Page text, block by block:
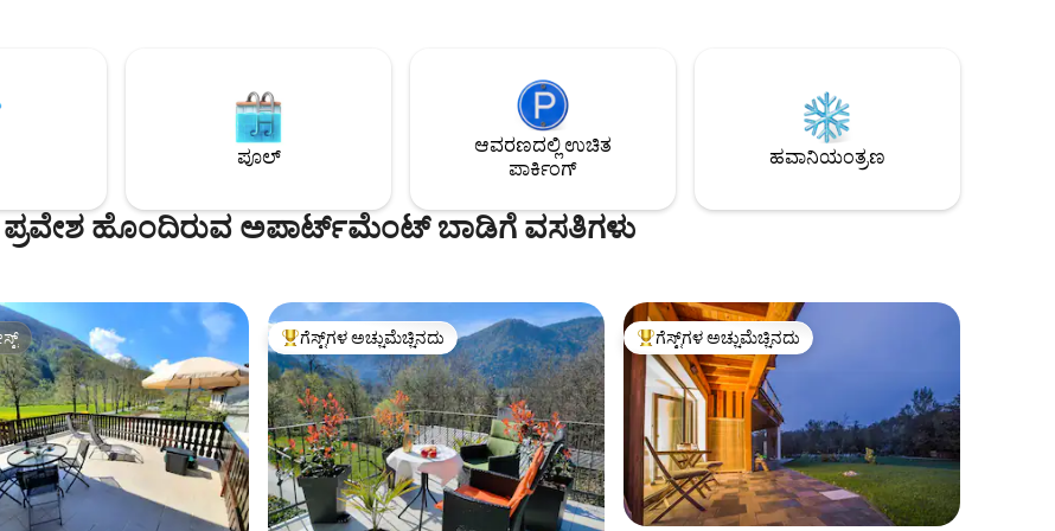
ಬೆಡ್‌ನಲ್ಲಿ ನಿರಾತಂಕವಾಗಿ
ಈ ಶಾಂತಿಯ
ಪಡೆಯಿರಿ ಮತ್ತು ವಿಶ್ರಾಂತಿ
ಬಾರ್ಬೆಕ್ಯೂ ಸೌಲಭ್ಯಗಳು ಮತ್ತು ಆಟದ ಮೈದಾನವನ್ನು
ಹೊಂದಿರುವ ಸುಂದರವಾದ ನದಿ ತೀರದ ಉದ್ಯಾನವನ್ನು
ಸಹ ಆನಂದಿಸಬಹುದು.
ಮತ್ತು ಸಾಂಪ್ರದಾಯಿಕ ದೋಣಿ (ಪ್ಲೆಟ್ನಾ) ನಿಲ್ದಾಣದ
ಉದ್ದಕ್ಕೂ ಕೆಲವೇ ಮೀಟರ್ ದೂರದಲ್ಲಿದೆ.
ಪೂಲ್
ಆವರಣದಲ್ಲಿ ಉಚಿತ
ಪಾರ್ಕಿಂಗ್
ಹವಾನಿಯಂತ್ರಣ
ಪ್ರವೇಶ ಹೊಂದಿರುವ ಅಪಾರ್ಟ್‌ಮೆಂಟ್ ಬಾಡಿಗೆ ವಸತಿಗಳು
ಗೆಸ್ಟ್‌ಗಳಿಗೆ ಅತಿ ಹೆಚ್ಚು ಅಚ್ಚುಮೆಚ್ಚಿನದು
ಗೆಸ್ಟ್‌ಗಳ ಅಚ್ಚುಮೆಚ್ಚಿನದು ಗೆಸ್ಟ್‌ಗಳಿಗೆ ಅತಿ ಹೆಚ್ಚು ಅಚ್ಚುಮೆಚ್ಚಿನದು
ಗೆಸ್ಟ್‌ಗಳ ಅಚ್ಚುಮೆಚ್ಚಿನದು